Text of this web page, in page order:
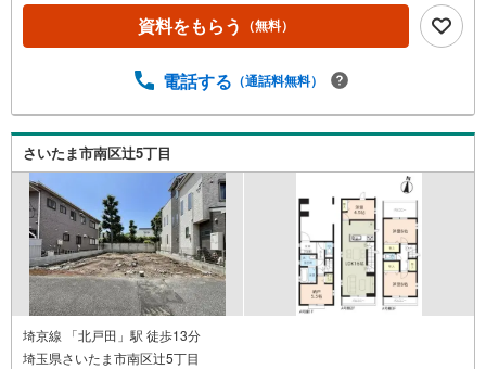
資料をもらう （無料）
電話する （通話料無料）
さいたま市南区辻5丁目
埼京線 「北戸田」駅 徒歩13分
埼玉県さいたま市南区辻5丁目